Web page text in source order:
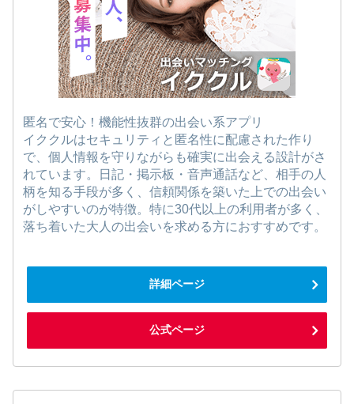
匿名で安心！機能性抜群の出会い系アプリ
イククルはセキュリティと匿名性に配慮された作り
で、個人情報を守りながらも確実に出会える設計がさ
れています。日記・掲示板・音声通話など、相手の人
柄を知る手段が多く、信頼関係を築いた上での出会い
がしやすいのが特徴。特に30代以上の利用者が多く、
落ち着いた大人の出会いを求める方におすすめです。
詳細ページ
公式ページ